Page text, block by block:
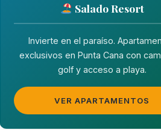
Salado Resort
Invierte en el paraíso.
exclusivos en Punta Cana con
golf y acceso a playa.
VER APARTAMENTOS